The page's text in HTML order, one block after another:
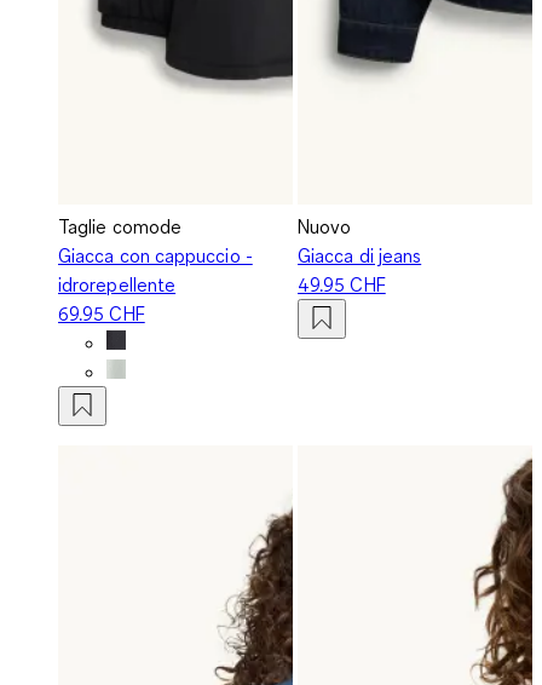
Taglie comode
Giacca con cappuccio -
idrorepellente
69.95 CHF
Nuovo
Giacca di jeans
49.95 CHF